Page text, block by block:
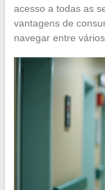
acesso a todas as
vantagens de
navegar entre